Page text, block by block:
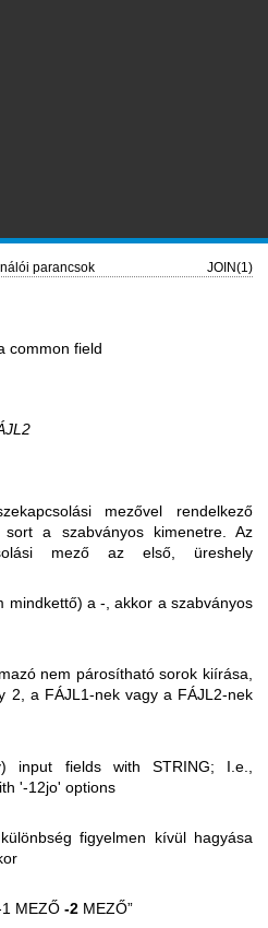
parancsok JOIN(1)
common field
mezővel rendelkező
a szabványos kimenetre. Az
mező az első, üreshely
mindkettő) a -, akkor a szabványos
nem párosítható sorok kiírása,
2, a FÁJL1-nek vagy a FÁJL2-nek
input fields with STRING; I.e.,
'-12jo' options
figyelmen kívül hagyása
MEZŐ -2 MEZŐ”